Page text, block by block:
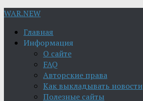
WAR.NEW
Главная
Информация
О сайте
FAQ
Авторские права
Как выкладывать новости
Полезные сайты